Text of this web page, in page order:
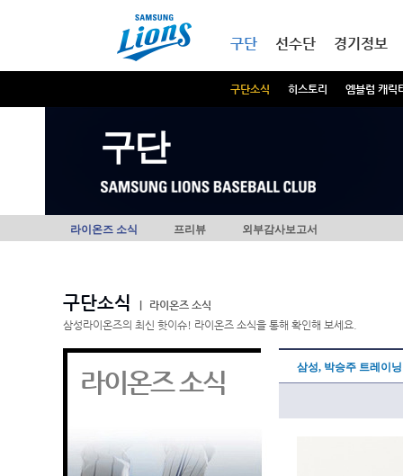
구단
구단소식 히스토리 엠블럼 캐릭
선수단 경기정보
구단
라이온즈 소식 프리뷰 외부감사보고서
구단소식
라이온즈 소식
삼성라이온즈의 최신 핫이슈! 라이온즈 소식을 통해 확인해 보세요.
라이온즈 소식 삼성, 박승주 트레이